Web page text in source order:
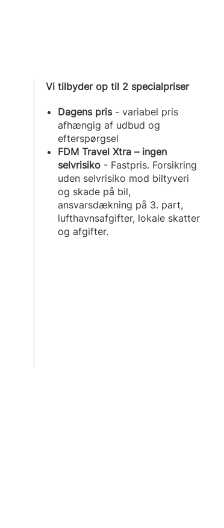
Vi tilbyder op til 2 specialpriser
Dagens pris- variabel pris
afhængig af udbud og
efterspørgsel
FDM Travel Xtra – ingen
selvrisiko- Fastpris. Forsikring
uden selvrisiko mod biltyveri
og skade på bil,
ansvarsdækning på 3. part,
lufthavnsafgifter, lokale skatter
og afgifter.